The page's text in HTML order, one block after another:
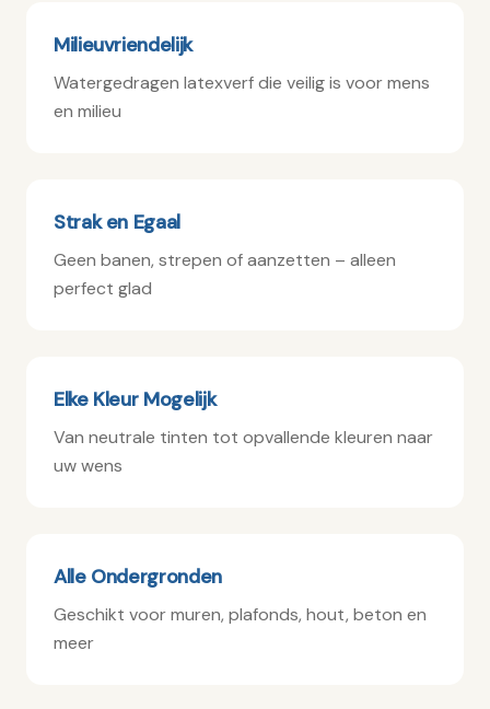
Milieuvriendelijk
Watergedragen latexverf die veilig is voor mens
en milieu
Strak en Egaal
Geen banen, strepen of aanzetten – alleen
perfect glad
Elke Kleur Mogelijk
Van neutrale tinten tot opvallende kleuren naar
uw wens
Alle Ondergronden
Geschikt voor muren, plafonds, hout, beton en
meer